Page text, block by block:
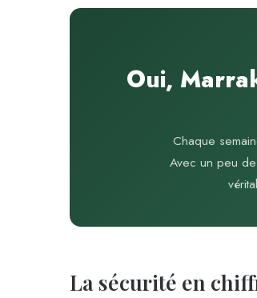
Oui,
Chaque
Avec un peu
La sécurité en